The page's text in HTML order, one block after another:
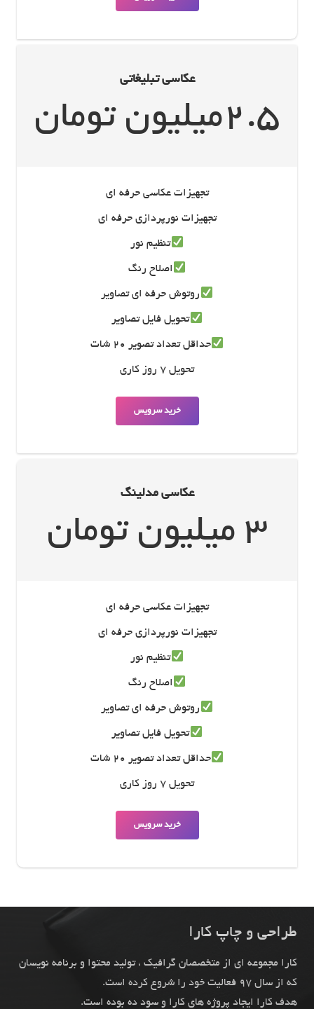
عکاسی تبلیغاتی
2.5میلیون تومان
تجهیزات عکاسی حرفه ای
تجهیزات نورپردازی حرفه ای
تنظیم نور
اصلاح رنگ
روتوش حرفه ای تصاویر
تحویل فایل تصاویر
حداقل تعداد تصویر 20 شات
تحویل 7 روز کاری
خرید سرویس
عکاسی مدلینگ
3 میلیون تومان
تجهیزات عکاسی حرفه ای
تجهیزات نورپردازی حرفه ای
تنظیم نور
اصلاح رنگ
روتوش حرفه ای تصاویر
تحویل فایل تصاویر
حداقل تعداد تصویر 20 شات
تحویل 7 روز کاری
خرید سرویس
طراحی و چاپ کارا
کارا مجموعه ای از متخصصان گرافیک ، تولید محتوا و برنامه نویسان
که از سال 97 فعالیت خود را شروع کرده است.
هدف کارا ایجاد پروژه های کارا و سود ده بوده است.